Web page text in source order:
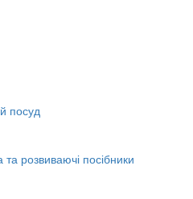
посуд
розвиваючі посібники